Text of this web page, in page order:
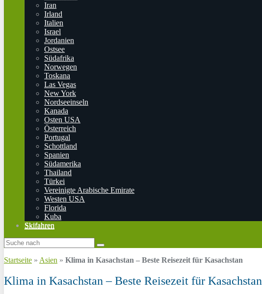
Iran
Irland
Italien
Israel
Jordanien
Ostsee
Südafrika
Norwegen
Toskana
Las Vegas
New York
Nordseeinseln
Kanada
Osten USA
Österreich
Portugal
Schottland
Spanien
Südamerika
Thailand
Türkei
Vereinigte Arabische Emirate
Westen USA
Florida
Kuba
Skifahren
Startseite » Asien » Klima in Kasachstan – Beste Reisezeit für Kasachstan
Klima in Kasachstan – Beste Reisezeit für Kasachstan